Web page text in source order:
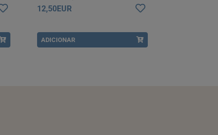
12,50EUR
ADICIONAR